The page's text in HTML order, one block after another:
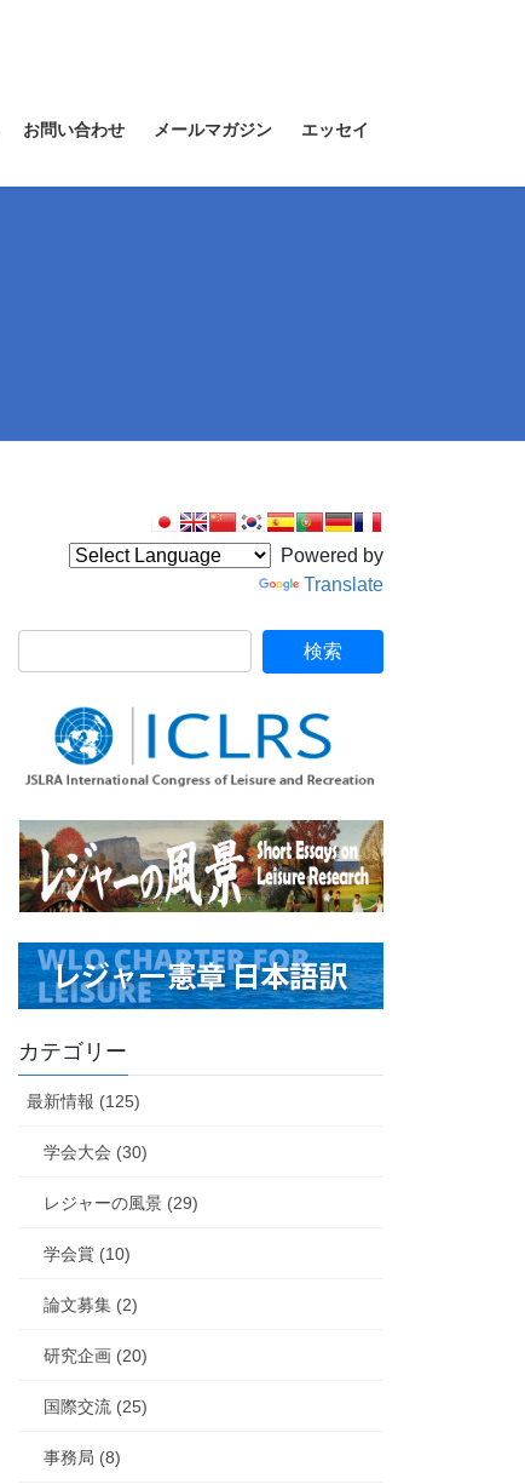
お問い合わせ メールマガジン エッセイ
Powered by
Translate
カテゴリー
最新情報 (125)
学会大会 (30)
レジャーの風景 (29)
学会賞 (10)
論文募集 (2)
研究企画 (20)
国際交流 (25)
事務局 (8)